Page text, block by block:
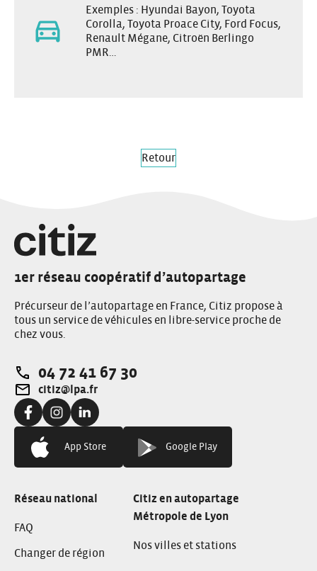
Exemples : Hyundai Bayon, Toyota
Corolla, Toyota Proace City, Ford Focus,
Renault Mégane, Citroën Berlingo
PMR…
Retour
1er réseau coopératif d’autopartage
Précurseur de l’autopartage en France, Citiz propose à
tous un service de véhicules en libre-service proche de
chez vous.
Téléphone:
04 72 41 67 30
Adresse e-mail:
citiz@lpa.fr
Facebook:Instagram:Linkedin:
App Store Google Play
Réseau national
FAQ
Changer de région
Citiz en autopartage
Métropole de Lyon
Nos villes et stations